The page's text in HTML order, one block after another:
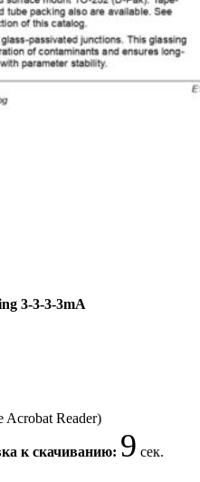
3-3-3-3mA
Acrobat Reader)
к скачиванию: 9 сек.